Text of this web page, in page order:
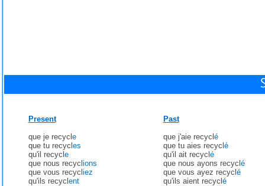
Present
que je recycl e
que tu recycl es
qu'il recycl e
que nous recycl ions
que vous recycl iez
qu'ils recycl ent
Past
que j'aie recycl é
que tu aies recycl é
qu'il ait recycl é
que nous ayons recycl é
que vous ayez recycl é
qu'ils aient recycl é